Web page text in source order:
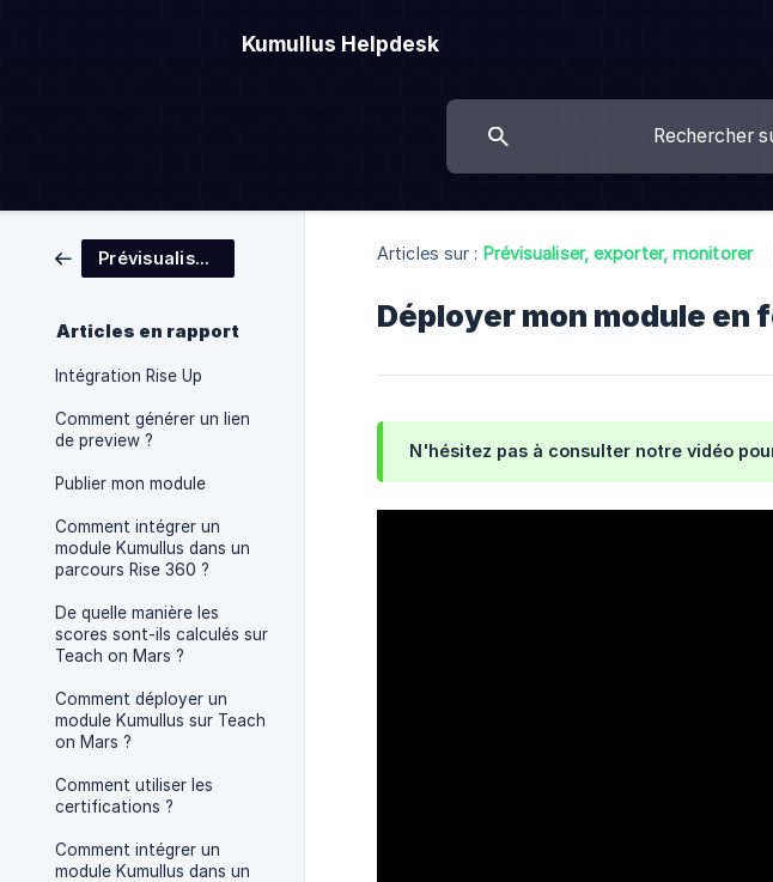
Kumullus Helpdesk
Prévisualiser, exporter, monitorer
Articles en rapport
Intégration Rise Up
Comment générer un lien
de preview ?
Publier mon module
Comment intégrer un
module Kumullus dans un
parcours Rise 360 ?
De quelle manière les
scores sont-ils calculés sur
Teach on Mars ?
Comment déployer un
module Kumullus sur Teach
on Mars ?
Comment utiliser les
certifications ?
Comment intégrer un
module Kumullus dans un
Articles sur : Prévisualiser, exporter, monitorer
Déployer mon module en
N'hésitez pas à consulter notre vidéo